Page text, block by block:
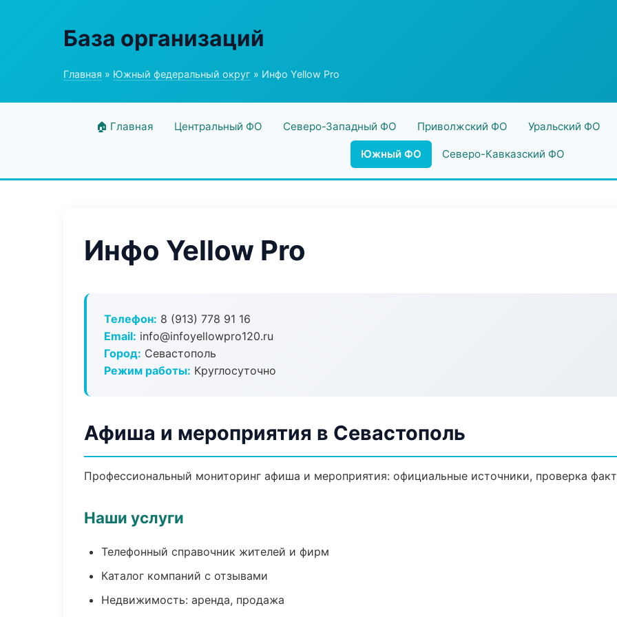
База организаций
Главная » Южный федеральный округ » Инфо Yellow Pro
🏠 Главная Центральный ФО Северо-Западный ФО Приволжский ФО Уральский ФО
Южный ФО Северо-Кавказский ФО
Инфо Yellow Pro
Телефон: 8 (913) 778 91 16
Email: info@infoyellowpro120.ru
Город: Севастополь
Режим работы: Круглосуточно
Афиша и мероприятия в Севастополь
Профессиональный мониторинг афиша и мероприятия: официальные источники, проверка
Наши услуги
Телефонный справочник жителей и фирм
Каталог компаний с отзывами
Недвижимость: аренда, продажа